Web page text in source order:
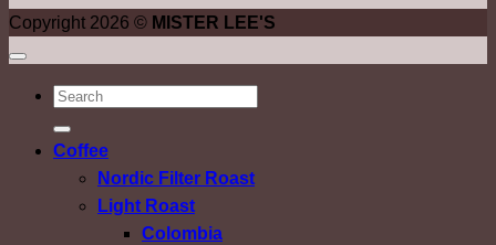
Copyright 2026 © MISTER LEE'S
ค้นหา:
Coffee
Nordic Filter Roast
Light Roast
Colombia